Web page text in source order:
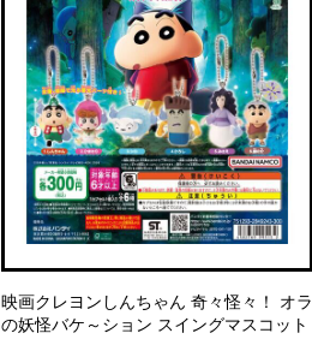
映画クレヨンしんちゃん 奇々怪々！ オラ
の妖怪バケ～ション スイングマスコット